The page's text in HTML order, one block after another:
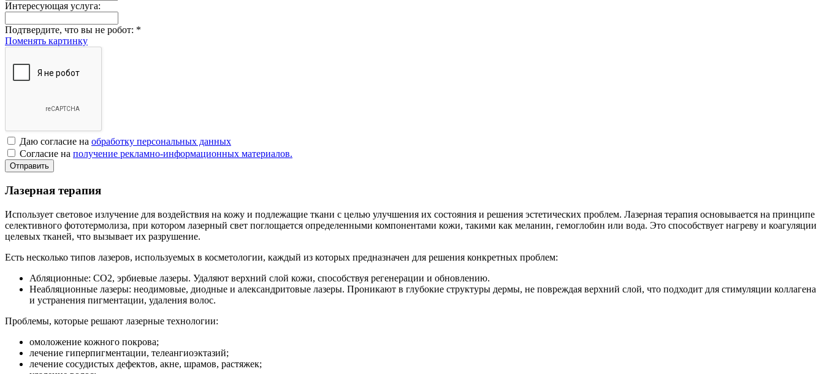
Интересующая услуга:
Подтвердите, что вы не робот: *
Поменять картинку
Даю согласие на обработку персональных данных
Согласие на получение рекламно-информационных материалов.
Отправить
Лазерная терапия
Использует световое излучение для воздействия на кожу и подлежащие ткани с целью улучшения их состояния и решения эстетических проблем. Лазерная терапия основывается на принципе
селективного фототермолиза, при котором лазерный свет поглощается определенными компонентами кожи, такими как меланин, гемоглобин или вода. Это способствует нагреву и коагуляции
целевых тканей, что вызывает их разрушение.
Есть несколько типов лазеров, используемых в косметологии, каждый из которых предназначен для решения конкретных проблем:
Абляционные: CO2, эрбиевые лазеры. Удаляют верхний слой кожи, способствуя регенерации и обновлению.
Неабляционные лазеры: неодимовые, диодные и александритовые лазеры. Проникают в глубокие структуры дермы, не повреждая верхний слой, что подходит для стимуляции коллагена
и устранения пигментации, удаления волос.
Проблемы, которые решают лазерные технологии:
омоложение кожного покрова;
лечение гиперпигментации, телеангиоэктазий;
лечение сосудистых дефектов, акне, шрамов, растяжек;